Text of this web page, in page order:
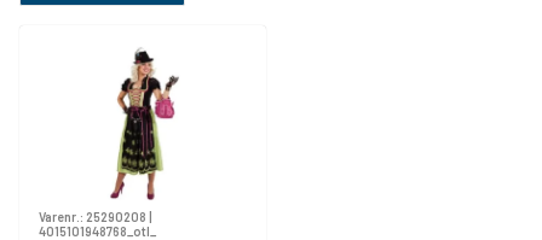
Varenr.: 25290208 |
4015101948768_otl_